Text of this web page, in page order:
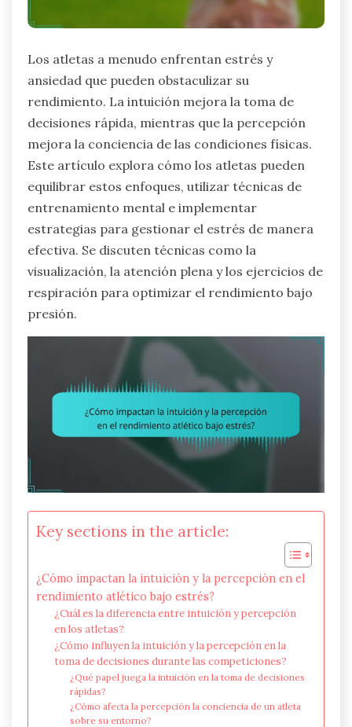
Los atletas a menudo enfrentan estrés y
ansiedad que pueden obstaculizar su
rendimiento. La intuición mejora la toma de
decisiones rápida, mientras que la percepción
mejora la conciencia de las condiciones físicas.
Este artículo explora cómo los atletas pueden
equilibrar estos enfoques, utilizar técnicas de
entrenamiento mental e implementar
estrategias para gestionar el estrés de manera
efectiva. Se discuten técnicas como la
visualización, la atención plena y los ejercicios de
respiración para optimizar el rendimiento bajo
presión.
Key sections in the article:
¿Cómo impactan la intuición y la percepción en el
rendimiento atlético bajo estrés?
¿Cuál es la diferencia entre intuición y percepción
en los atletas?
¿Cómo influyen la intuición y la percepción en la
toma de decisiones durante las competiciones?
¿Qué papel juega la intuición en la toma de decisiones
rápidas?
¿Cómo afecta la percepción la conciencia de un atleta
sobre su entorno?